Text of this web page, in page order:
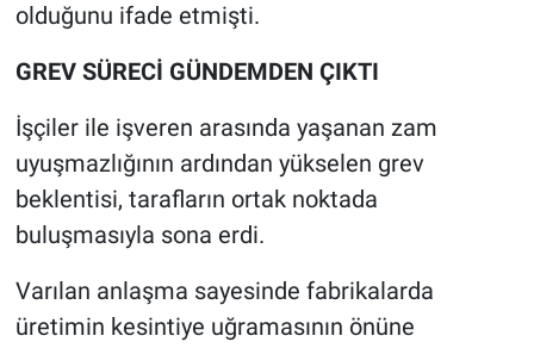
olduğunu ifade etmişti.
GREV SÜRECİ GÜNDEMDEN ÇIKTI
İşçiler ile işveren arasında yaşanan zam
uyuşmazlığının ardından yükselen grev
beklentisi, tarafların ortak noktada
buluşmasıyla sona erdi.
Varılan anlaşma sayesinde fabrikalarda
üretimin kesintiye uğramasının önüne